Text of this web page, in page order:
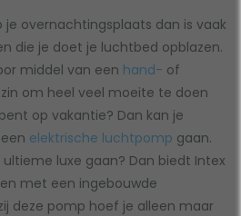
overnachtingsplaats dan is vaak
die je doet je luchtbed opblazen.
middel van een hand- of
om heel veel moeite te doen
op vakantie? Dan kan je
elektrische luchtpomp gaan.
luxe gaan? Dan biedt Intex
met een ingebouwde
deze pomp hoef je alleen maar